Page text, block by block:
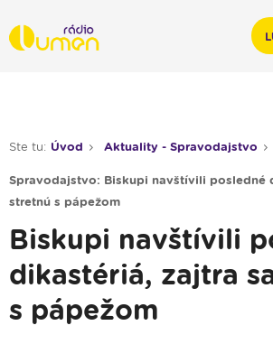
Ste tu: Úvod Aktuality - Spravodajstvo
Spravodajstvo: Biskupi navštívili posledné
stretnú s pápežom
Biskupi navštívili
dikastériá, zajtra
s pápežom